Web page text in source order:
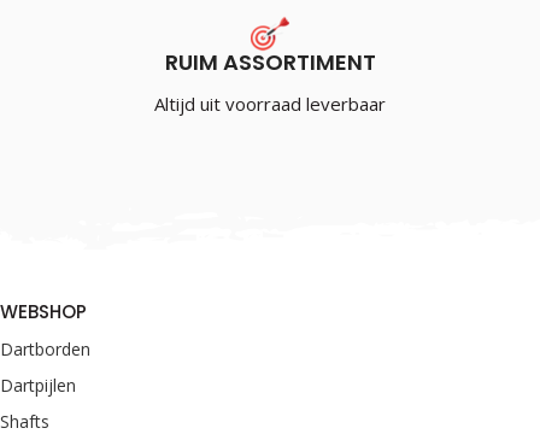
RUIM ASSORTIMENT
Altijd uit voorraad leverbaar
WEBSHOP
Dartborden
Dartpijlen
Shafts